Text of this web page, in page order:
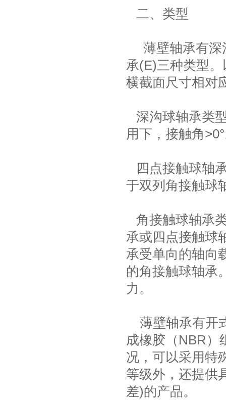
二、类型
薄壁轴承有深
承(E)三种类型
横截面尺寸相对
深沟球轴承类
用下，接触角
四点接触球轴
于双列角接触球
角接触球轴承
承或四点接触球
承受单向的轴向
的角接触球轴承
力。
薄壁轴承有开
成橡胶（NBR）
况，可以采用特
等级外，还提供
差)的产品。